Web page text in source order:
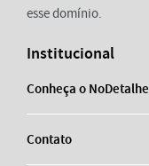
esse domínio.
Institucional
Conheça o NoDetalhe
Contato